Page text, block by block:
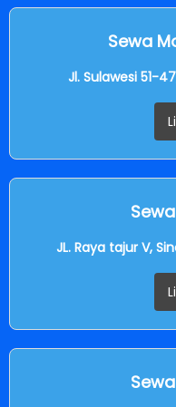
Sewa
Jl. Sulawesi 51-
JL. Raya tajur V,